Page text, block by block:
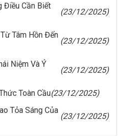
Điều Cần Biết
(23/12/2025)
Tâm Hồn Đến
(23/12/2025)
Niệm Và Ý
(23/12/2025)
Toàn Cầu(23/12/2025)
Tỏa Sáng Của
(23/12/2025)